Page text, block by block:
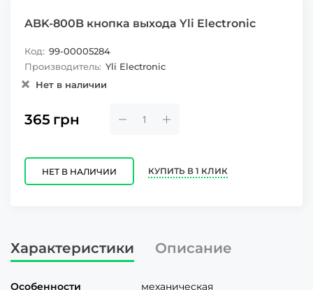
ABK-800B кнопка выхода Yli Electronic
Код: 99-00005284
Производитель: Yli Electronic
Нет в наличии
365 грн
НЕТ В НАЛИЧИИ КУПИТЬ В 1 КЛИК
Характеристики Описание
Особенности
механическая